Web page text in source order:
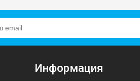
Информация